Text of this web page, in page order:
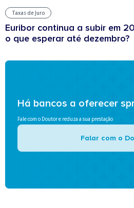
Taxas de Juro
Euribor continua a subir em
o que esperar até dezembro?
Há bancos a oferecer
Fale com o Doutor e reduza a sua prestação
Falar com o